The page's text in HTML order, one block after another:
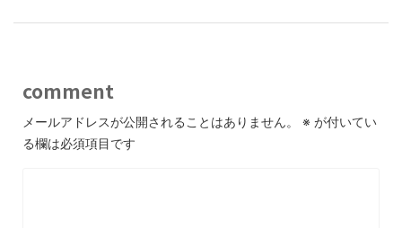
comment
メールアドレスが公開されることはありません。 ※ が付いてい
る欄は必須項目です